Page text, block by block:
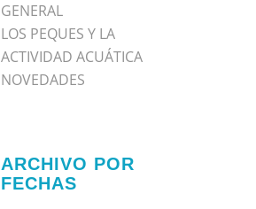
GENERAL
LOS PEQUES Y LA
ACTIVIDAD ACUÁTICA
NOVEDADES
ARCHIVO POR
FECHAS